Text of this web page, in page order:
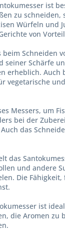
ist
zu schneiden,
Würfeln und
von
Schneiden
seiner Schärfe
erheblich. Auch
vegetarische
Messers, um
bei der
das
das
und andere
Die Fähigkeit,
ist
die Aromen zu